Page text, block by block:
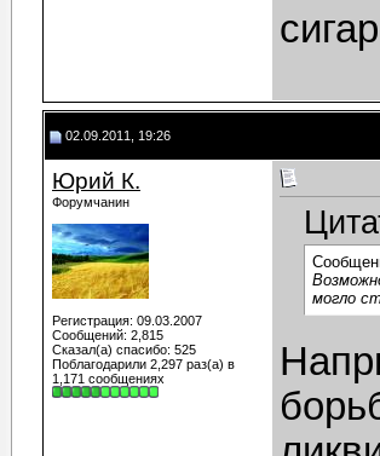
02.09.2011, 19:26
Юрий К.
Форумчанин
Регистрация: 09.03.2007
Сообщений: 2,815
Сказал(а) спасибо: 525
Поблагодарили 2,297 раз(а) в
1,171 сообщениях
могло